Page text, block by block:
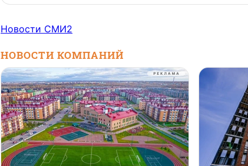
Новости СМИ2
НОВОСТИ КОМПАНИЙ